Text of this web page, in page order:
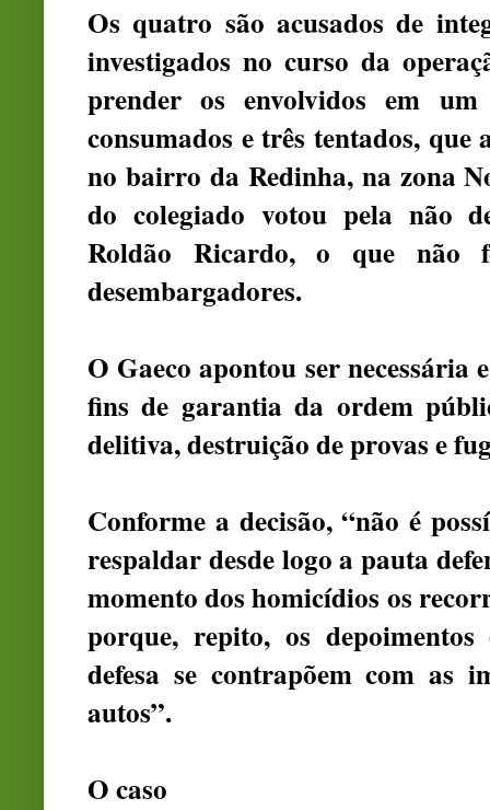
Os quatro são acusados de
investigados no curso da
prender os envolvidos em
consumados e três tentados,
no bairro da Redinha, na zona
do colegiado votou pela não
Roldão Ricardo, o que não
desembargadores.
O Gaeco apontou ser
fins de garantia da ordem
delitiva, destruição de provas e
Conforme a decisão, “não é
respaldar desde logo a pauta
momento dos homicídios os
porque, repito, os
defesa se contrapõem com as
autos”.
O caso